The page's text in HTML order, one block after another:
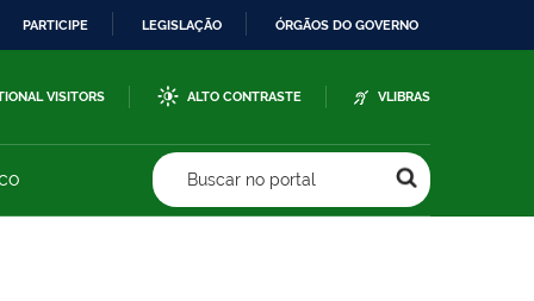
PARTICIPE LEGISLAÇÃO ÓRGÃOS DO GOVERNO
VISITORS ALTO CONTRASTE VLIBRAS
Buscar no portal